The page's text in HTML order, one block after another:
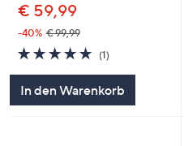
€ 59,99
-40% € 99,99
5.0
von
(1)1
In den Warenkorb